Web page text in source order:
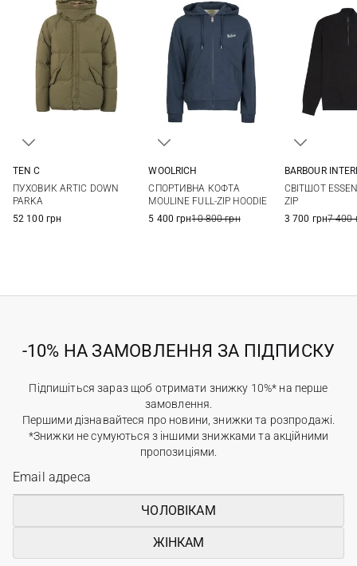
TEN C
ПУХОВИК ARTIC DOWN
PARKA
52 100 грн
XXL
3XL
WOOLRICH
СПОРТИВНА КОФТА
MOULINE FULL-ZIP HOODIE
5 400 грн10 800 грн
3XL
BARBOUR
СВІТШОТ
ZIP
3 700 грн7 400
-10% НА ЗАМОВЛЕННЯ ЗА ПІДПИСКУ
Підпишіться зараз щоб отримати знижку 10%* на перше
замовлення.
Першими дізнавайтеся про новини, знижки та розпродажі.
*Знижки не сумуються з іншими знижками та акційними
пропозиціями.
ЧОЛОВІКАМ
ЖІНКАМ